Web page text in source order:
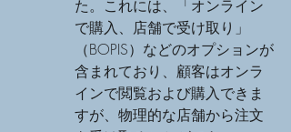
た。これには、「オンライン
で購入、店舗で受け取り」
（BOPIS）などのオプションが
含まれており、顧客はオンラ
インで閲覧および購入できま
すが、物理的な店舗から注文